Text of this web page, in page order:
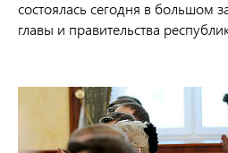
состоялась сегодня в большом
главы и правительства